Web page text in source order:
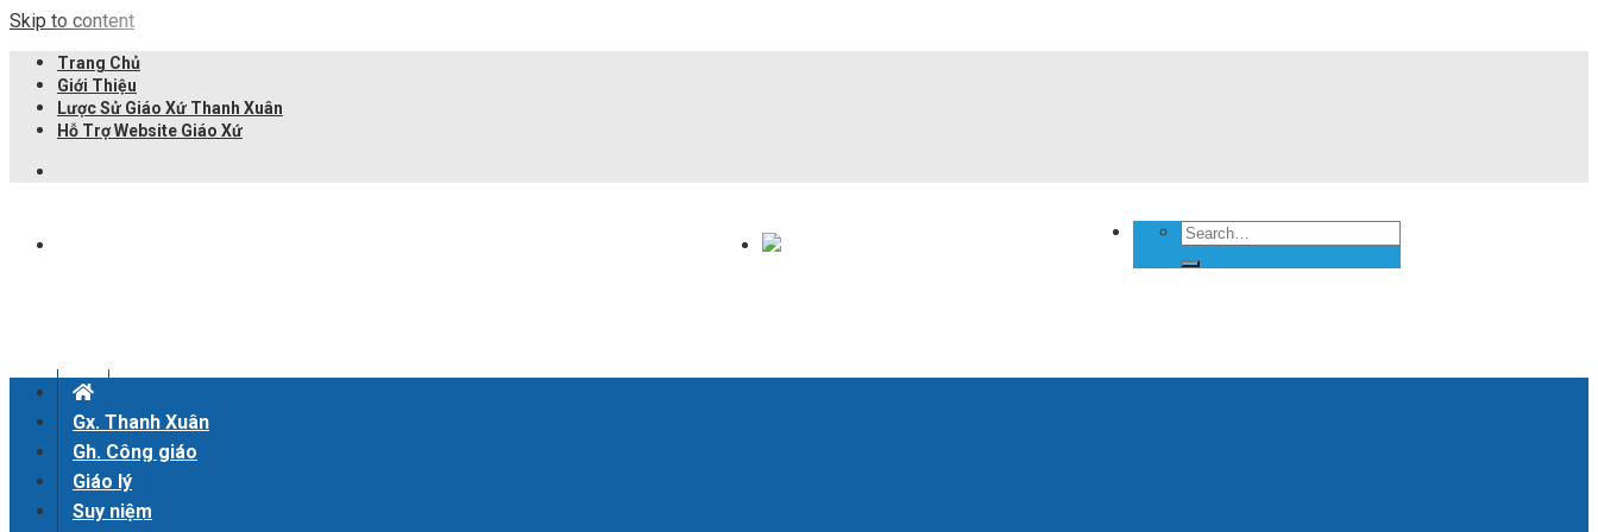
Skip to content
Trang Chủ
Giới Thiệu
Lược Sử Giáo Xứ Thanh Xuân
Hỗ Trợ Website Giáo Xứ
Gx. Thanh Xuân
Gh. Công giáo
Giáo lý
Suy niệm